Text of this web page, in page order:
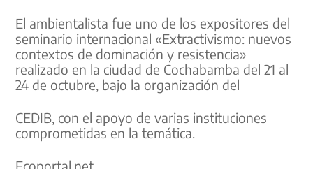
El ambientalista fue uno de los expositores del
seminario internacional «Extractivismo: nuevos
contextos de dominación y resistencia»
realizado en la ciudad de Cochabamba del 21 al
24 de octubre, bajo la organización del
CEDIB, con el apoyo de varias instituciones
comprometidas en la temática.
Ecoportal.net